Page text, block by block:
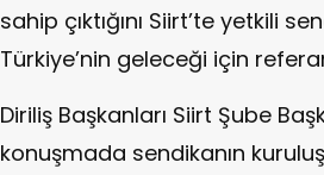
sahip çıktığını Siirt’te yetkili
Türkiye’nin geleceği için
Diriliş Başkanları Siirt Şube
konuşmada sendikanın